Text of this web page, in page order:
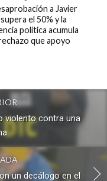
a Javier
el 50% y la
política acumula
que apoyo
violento contra una
un decálogo en el